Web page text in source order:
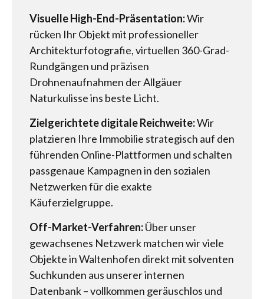
Visuelle High-End-Präsentation:Wir
rücken Ihr Objekt mit professioneller
Architekturfotografie, virtuellen 360-Grad-
Rundgängen und präzisen
Drohnenaufnahmen der Allgäuer
Naturkulisse ins beste Licht.
Zielgerichtete digitale Reichweite:Wir
platzieren Ihre Immobilie strategisch auf den
führenden Online-Plattformen und schalten
passgenaue Kampagnen in den sozialen
Netzwerken für die exakte
Käuferzielgruppe.
Off-Market-Verfahren:Über unser
gewachsenes Netzwerk matchen wir viele
Objekte in Waltenhofen direkt mit solventen
Suchkunden aus unserer internen
Datenbank – vollkommen geräuschlos und